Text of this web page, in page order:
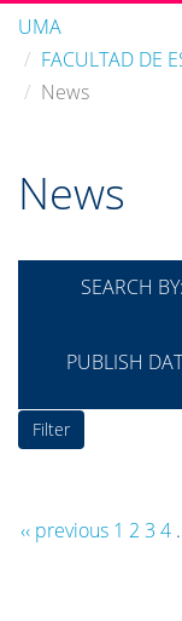
UMA
FACULTAD DE
News
News
SEARCH BY:
PUBLISH
‹‹ previous 1 2 3 4